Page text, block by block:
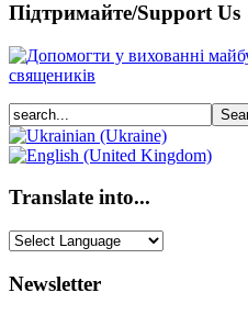
Підтримайте/Support Us
Translate into...
Newsletter